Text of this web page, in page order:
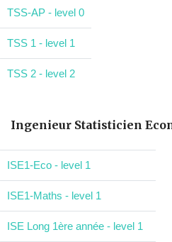
TSS-AP - level 0
TSS 1 - level 1
TSS 2 - level 2
Ingenieur Statisticien
ISE1-Eco - level 1
ISE1-Maths - level 1
ISE Long 1ère année - level 1